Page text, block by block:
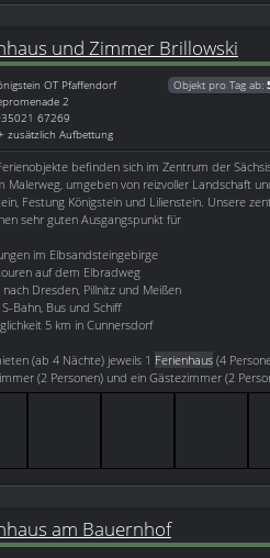
und Zimmer Brillowski
OT Pfaffendorf
2
67269
zusätzlich Aufbettung
Objekt pro Tag ab:
befinden sich im Zentrum der
Malerweg, umgeben von reizvoller Landschaft
Festung Königstein und Lilienstein. Unsere
sehr guten Ausgangspunkt für
im Elbsandsteingebirge
auf dem Elbradweg
Dresden, Pillnitz und Meißen
Bahn, Bus und Schiff
5 km in Cunnersdorf
(ab 4 Nächte) jeweils 1 Ferienhaus (4
(2 Personen) und ein Gästezimmer (2
am Bauernhof